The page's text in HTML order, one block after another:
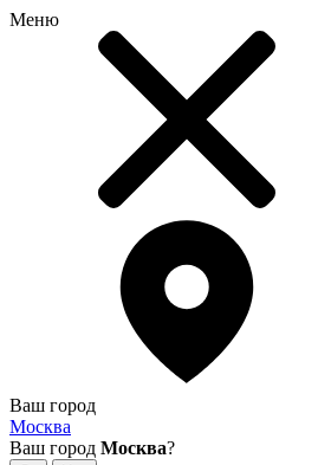
Меню
Ваш город
Москва
Ваш город Москва?